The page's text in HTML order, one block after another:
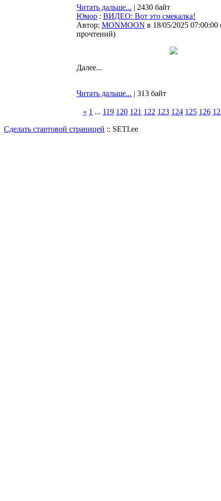
Читать дальше... | 2430 байт
Юмор : ВИДЕО: Вот это смекалка!
Автор: MONMOON в 18/05/2025 07:00:00
прочтений)
Далее...
Читать дальше... | 313 байт
« 1 ... 119 120 121 122 123 124 125 126
Сделать стартовой страницей :: SETI.ee